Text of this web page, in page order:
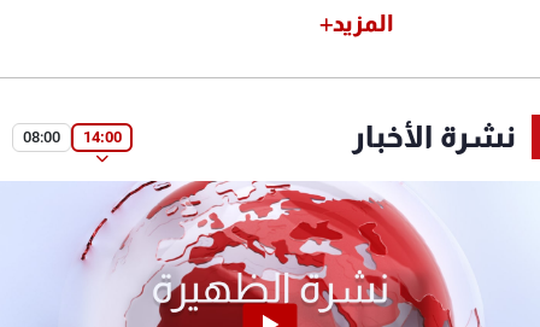
المزيد
نشرة الأخبار 14:00
08:00